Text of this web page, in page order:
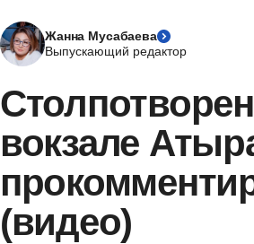
Жанна Мусабаева
Выпускающий редактор
вокзале
(видео)